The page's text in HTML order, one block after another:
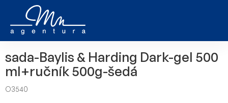
obsah
sada-Baylis & Harding Dark-gel 500
ml+ručník 500g-šedá
O3540